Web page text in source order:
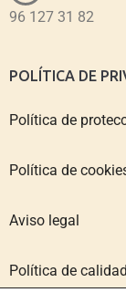
96 127 31 82
POLÍTICA DE
Política de
Política de
Aviso legal
Política de